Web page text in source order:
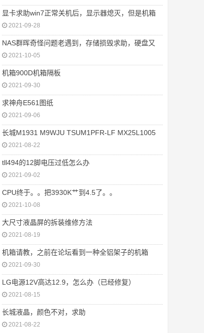
显卡求助win7正常关机后，显示器熄灭，但是机箱
2021-09-28
NAS群晖奇怪问题老遇到，存储损毁求助，硬盘又
2021-10-05
机箱900D机箱隔板
2021-09-30
求神舟E561图纸
2021-09-06
长城M1931 M9WJU TSUM1PFR-LF MX25L1005
2021-08-22
tll494的12脚电压过低怎么办
2021-09-02
CPU终于。。把3930K艹到4.5了。。
2021-10-08
大尺寸液晶屏的拆装维修方法
2021-08-19
机箱请教，之前在论坛看到一种全铝架子的机箱
2021-09-30
LG电源12V高达12.9，怎么办（已经修复）
2021-08-15
长城液晶，颜色不对，求助
2021-08-22